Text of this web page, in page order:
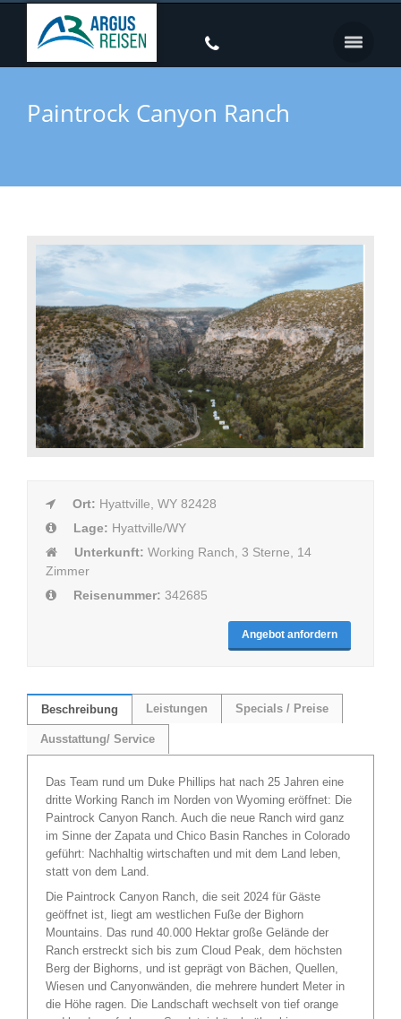
Paintrock Canyon Ranch
Ort: Hyattville, WY 82428
Lage: Hyattville/WY
Unterkunft: Working Ranch, 3 Sterne, 14
Zimmer
Reisenummer: 342685
Angebot anfordern
Beschreibung Leistungen Specials / Preise
Ausstattung/ Service
Das Team rund um Duke Phillips hat nach 25 Jahren eine
dritte Working Ranch im Norden von Wyoming eröffnet: Die
Paintrock Canyon Ranch. Auch die neue Ranch wird ganz
im Sinne der Zapata und Chico Basin Ranches in Colorado
geführt: Nachhaltig wirtschaften und mit dem Land leben,
statt von dem Land.
Die Paintrock Canyon Ranch, die seit 2024 für Gäste
geöffnet ist, liegt am westlichen Fuße der Bighorn
Mountains. Das rund 40.000 Hektar große Gelände der
Ranch erstreckt sich bis zum Cloud Peak, dem höchsten
Berg der Bighorns, und ist geprägt von Bächen, Quellen,
Wiesen und Canyonwänden, die mehrere hundert Meter in
die Höhe ragen. Die Landschaft wechselt von tief orange